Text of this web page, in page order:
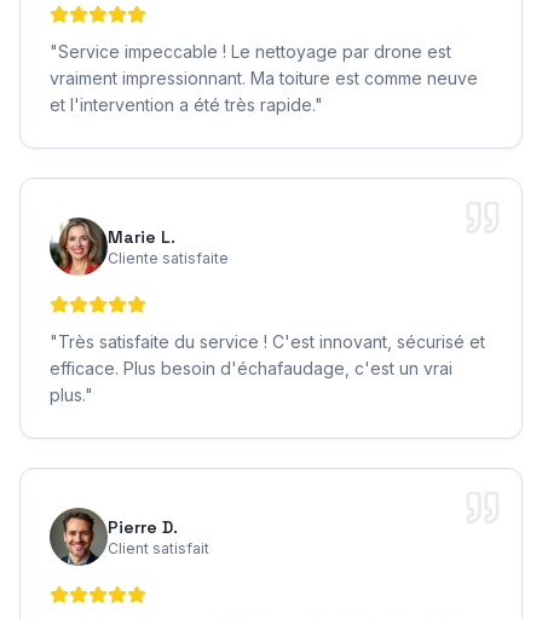
"Service impeccable ! Le nettoyage par drone est
vraiment impressionnant. Ma toiture est comme neuve
et l'intervention a été très rapide."
Marie L.
Cliente satisfaite
"Très satisfaite du service ! C'est innovant, sécurisé et
efficace. Plus besoin d'échafaudage, c'est un vrai
plus."
Pierre D.
Client satisfait